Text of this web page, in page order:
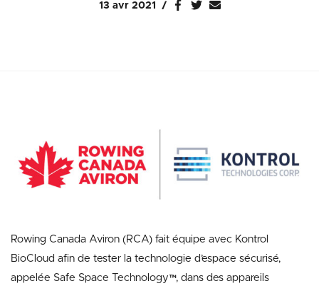
13 avr 2021
Rowing Canada Aviron (RCA) fait équipe avec Kontrol
BioCloud afin de tester la technologie d’espace sécurisé,
appelée Safe Space Technology™, dans des appareils